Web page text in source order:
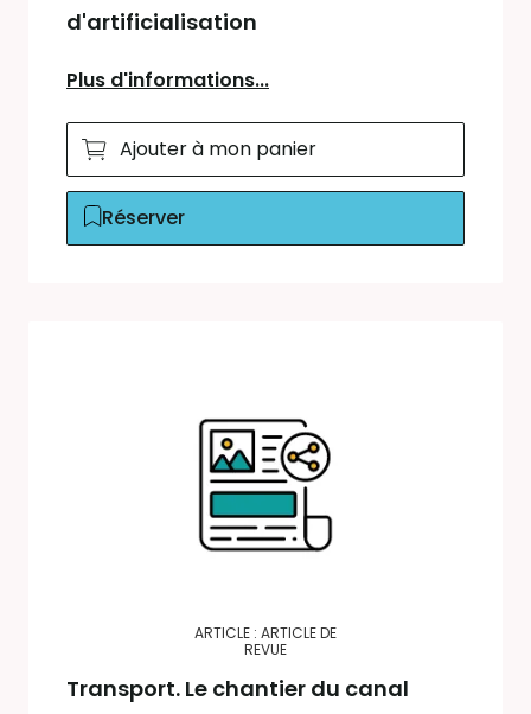
d'artificialisation
Plus d'informations...
Ajouter à mon panier
Réserver
ARTICLE : ARTICLE DE
REVUE
Transport. Le chantier du canal